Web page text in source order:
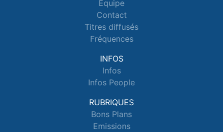
Equipe
Contact
Titres diffusés
Fréquences
INFOS
Infos
Infos People
RUBRIQUES
Bons Plans
Emissions